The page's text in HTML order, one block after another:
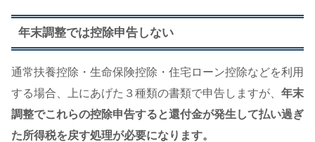
年末調整では控除申告しない
通常扶養控除・生命保険控除・住宅ローン控除などを利用
する場合、上にあげた３種類の書類で申告しますが、 年末
調整でこれらの控除申告すると還付金が発生して払い過ぎ
た所得税を戻す処理が必要になります。